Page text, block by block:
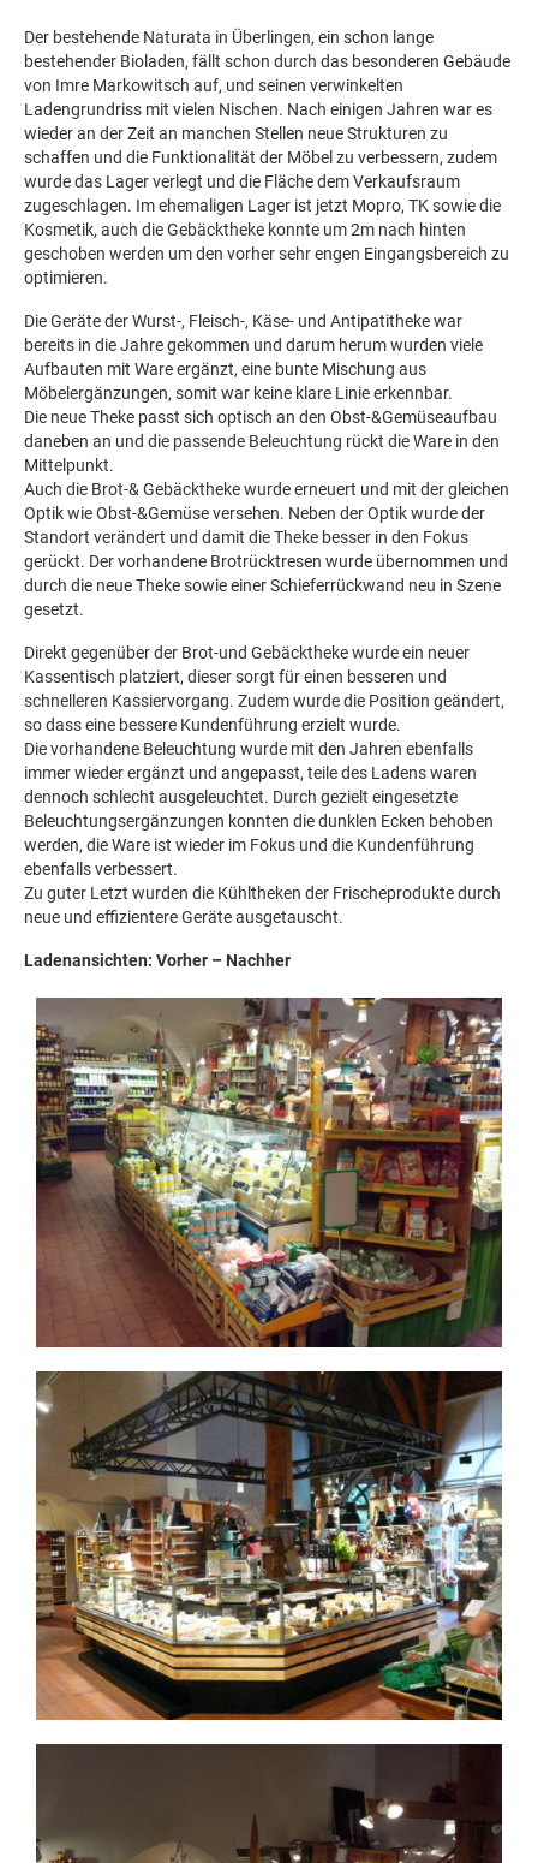
Der bestehende Naturata in Überlingen, ein schon lange
bestehender Bioladen, fällt schon durch das besonderen Gebäude
von Imre Markowitsch auf, und seinen verwinkelten
Ladengrundriss mit vielen Nischen. Nach einigen Jahren war es
wieder an der Zeit an manchen Stellen neue Strukturen zu
schaffen und die Funktionalität der Möbel zu verbessern, zudem
wurde das Lager verlegt und die Fläche dem Verkaufsraum
zugeschlagen. Im ehemaligen Lager ist jetzt Mopro, TK sowie die
Kosmetik, auch die Gebäcktheke konnte um 2m nach hinten
geschoben werden um den vorher sehr engen Eingangsbereich zu
optimieren.
Die Geräte der Wurst-, Fleisch-, Käse- und Antipatitheke war
bereits in die Jahre gekommen und darum herum wurden viele
Aufbauten mit Ware ergänzt, eine bunte Mischung aus
Möbelergänzungen, somit war keine klare Linie erkennbar.
Die neue Theke passt sich optisch an den Obst-&Gemüseaufbau
daneben an und die passende Beleuchtung rückt die Ware in den
Mittelpunkt.
Auch die Brot-& Gebäcktheke wurde erneuert und mit der gleichen
Optik wie Obst-&Gemüse versehen. Neben der Optik wurde der
Standort verändert und damit die Theke besser in den Fokus
gerückt. Der vorhandene Brotrücktresen wurde übernommen und
durch die neue Theke sowie einer Schieferrückwand neu in Szene
gesetzt.
Direkt gegenüber der Brot-und Gebäcktheke wurde ein neuer
Kassentisch platziert, dieser sorgt für einen besseren und
schnelleren Kassiervorgang. Zudem wurde die Position geändert,
so dass eine bessere Kundenführung erzielt wurde.
Die vorhandene Beleuchtung wurde mit den Jahren ebenfalls
immer wieder ergänzt und angepasst, teile des Ladens waren
dennoch schlecht ausgeleuchtet. Durch gezielt eingesetzte
Beleuchtungsergänzungen konnten die dunklen Ecken behoben
werden, die Ware ist wieder im Fokus und die Kundenführung
ebenfalls verbessert.
Zu guter Letzt wurden die Kühltheken der Frischeprodukte durch
neue und effizientere Geräte ausgetauscht.
Ladenansichten: Vorher – Nachher